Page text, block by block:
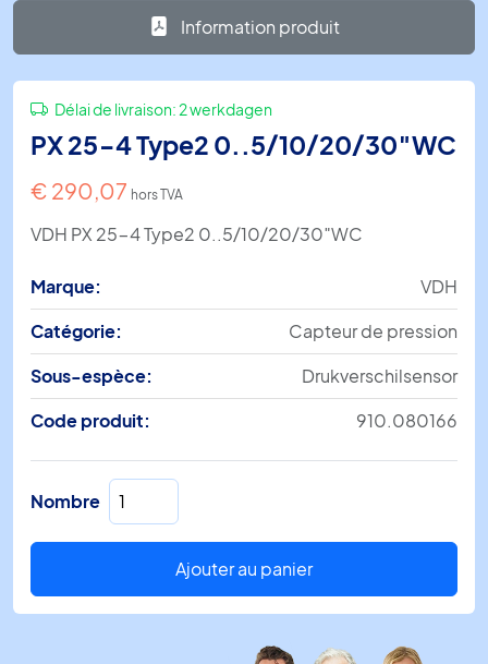
Information produit
Délai de livraison:2 werkdagen
PX 25-4 Type2 0..5/10/20/30″WC
€ 290,07 hors TVA
VDH PX 25-4 Type2 0..5/10/20/30″WC
Marque:
VDH
Catégorie:
Capteur de pression
Sous-espèce:
Drukverschilsensor
Code produit:
910.080166
Nombre quantité
de
PX
4
Type2
0..5/10/20/30"WC
Ajouter au panier